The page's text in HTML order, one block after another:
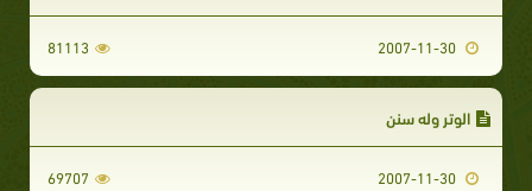
81113
الوتر وله سنن
69707